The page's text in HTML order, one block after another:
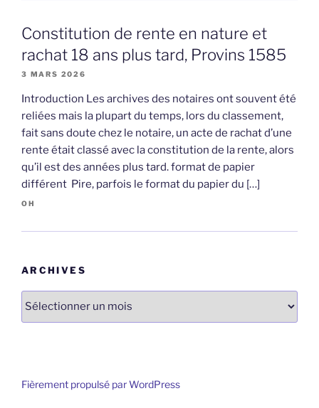
Constitution de rente en nature et
rachat 18 ans plus tard, Provins 1585
3 MARS 2026
Introduction Les archives des notaires ont souvent été
reliées mais la plupart du temps, lors du classement,
fait sans doute chez le notaire, un acte de rachat d’une
rente était classé avec la constitution de la rente, alors
qu’il est des années plus tard. format de papier
différent Pire, parfois le format du papier du […]
OH
ARCHIVES
Archives
Fièrement propulsé par WordPress